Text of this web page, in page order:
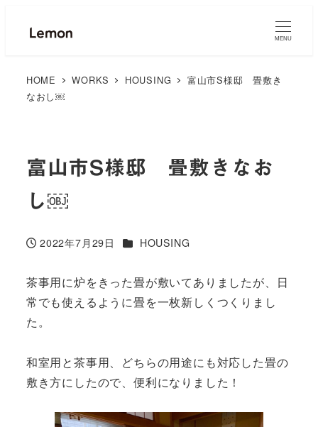
MENU
HOME WORKS HOUSING
富山市S様邸 畳敷き
なおし￼
富山市S様邸 畳敷きなお
し￼
投稿日
2022年7月29日 カテゴリー
HOUSING
茶事用に炉をきった畳が敷いてありましたが、日
常でも使えるように畳を一枚新しくつくりまし
た。
和室用と茶事用、どちらの用途にも対応した畳の
敷き方にしたので、便利になりました！